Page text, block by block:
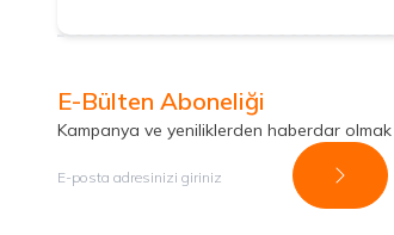
E-Bülten Aboneliği
Kampanya ve yeniliklerden haberdar
Kayıt Ol